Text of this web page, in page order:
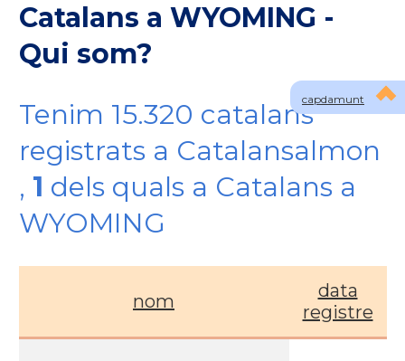
capdamunt
Catalans a WYOMING -
Qui som?
Tenim 15.320 catalans
registrats a Catalansalmon
, 1 dels quals a Catalans a
WYOMING
nom
data
registre